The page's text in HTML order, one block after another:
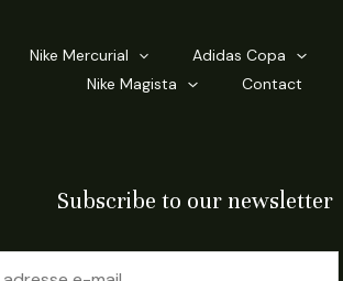
Nike Mercurial Adidas Copa
Nike Magista
Contact
Subscribe to our newsletter